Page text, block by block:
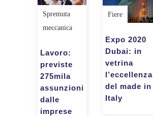
Spremuta
meccanica
Lavoro:
previste
275mila
assunzioni
dalle
imprese
Fiere
Expo 2020
Dubai: in
vetrina
l’eccellenza
del made in
Italy